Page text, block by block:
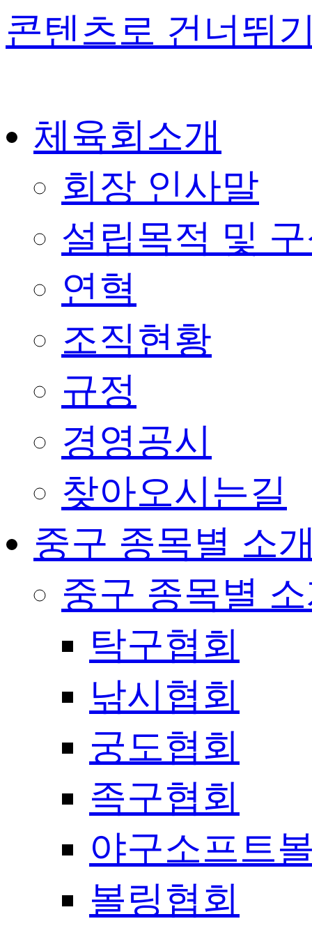
콘텐츠로 건너뛰
체육회소개
회장 인사말
설립목적 및
연혁
조직현황
규정
경영공시
찾아오시는길
중구 종목별 소
중구 종목별
탁구협회
낚시협회
궁도협회
족구협회
야구소프트
볼링협회